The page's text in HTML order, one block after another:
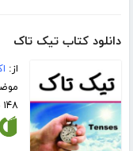
دانلود کتاب تیک تاک
از:
۱۴۸ صفحه